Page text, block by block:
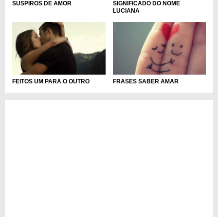
SUSPIROS DE AMOR
SIGNIFICADO DO NOME
LUCIANA
FEITOS UM PARA O OUTRO FRASES SABER AMAR